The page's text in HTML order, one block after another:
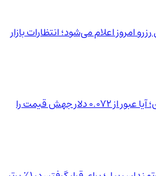
امروز اعلام می‌شود؛ انتظارات بازار
تحلیل قیمت دوج‌کوین؛ آیا عبور از ۰.۰۷۲ دلار جهش قیمت را